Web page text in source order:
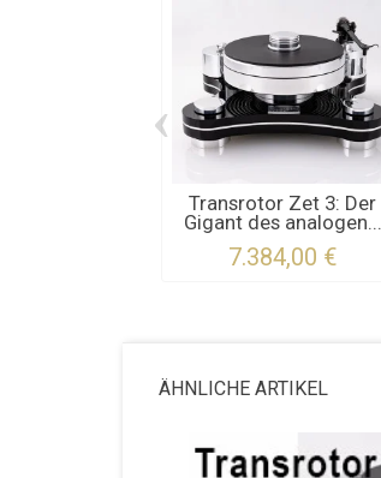
Transrotor Zet 3: Der
Gigant des analogen...
7.384,00 €
‹
ÄHNLICHE ARTIKEL